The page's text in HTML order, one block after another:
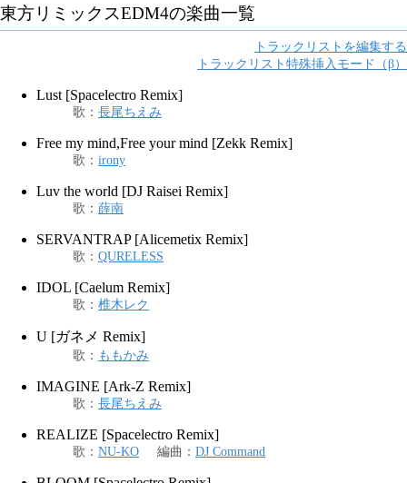
東方リミックスEDM4の楽曲一覧
トラックリストを編集する
トラックリスト特殊挿入モード（β）
Lust [Spacelectro Remix]
歌 ： 長尾ちえみ
Free my mind,Free your mind [Zekk Remix]
歌 ： irony
Luv the world [DJ Raisei Remix]
歌 ： 薛南
SERVANTRAP [Alicemetix Remix]
歌 ： QURELESS
IDOL [Caelum Remix]
歌 ： 椎木レク
U [ガネメ Remix]
歌 ： ももかみ
IMAGINE [Ark-Z Remix]
歌 ： 長尾ちえみ
REALIZE [Spacelectro Remix]
歌 ： NU-KO 編曲 ： DJ Command